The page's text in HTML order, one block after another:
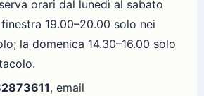
orari dal lunedì al sabato
19.00–20.00 solo nei
la domenica 14.30–16.00 solo
, email